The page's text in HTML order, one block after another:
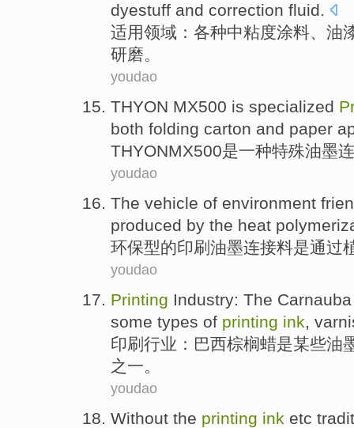
dyestuff and correction fluid.
适用领域 ： 各种中粘度涂料、 油
研磨。
youdao
THYON MX500 is specialized
both folding carton and paper
THYONMX500是一种特殊油墨
youdao
The vehicle of environment
produced by the heat
环保型的印刷 油墨连接料是通过
youdao
Printing Industry: The Carnauba
some types of printing ink,
印刷 行业 ： 巴西棕榈蜡是某些油
之一。
youdao
Without the printing ink etc